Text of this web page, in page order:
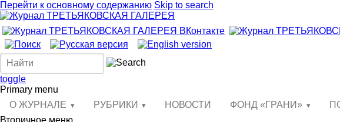
Перейти к основному содержанию Skip to search
toggle
Primary menu
О ЖУРНАЛЕ
РУБРИКИ НОВОСТИ ФОНД «ГРАНИ»
Вторичное меню